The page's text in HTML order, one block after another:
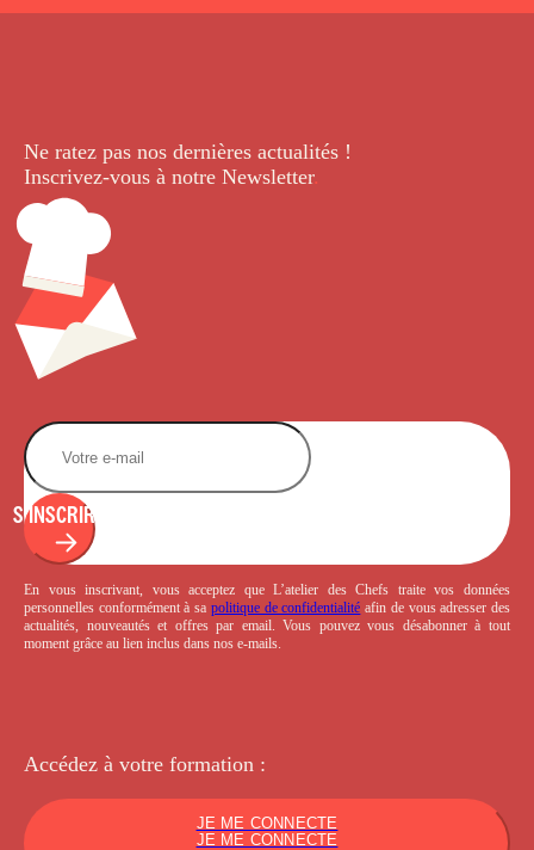
Ne ratez pas nos dernières actualités !
Inscrivez-vous à notre Newsletter.
S'INSCRIRE
En vous inscrivant, vous acceptez que L’atelier des Chefs traite vos données
personnelles conformément à sa politique de confidentialité afin de vous adresser des
actualités, nouveautés et offres par email. Vous pouvez vous désabonner à tout
moment grâce au lien inclus dans nos e-mails.
Accédez à votre formation :
JE ME CONNECTE
JE ME CONNECTE